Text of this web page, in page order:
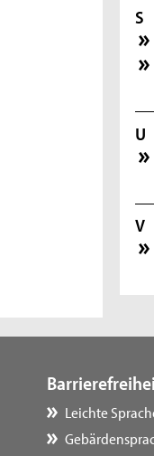
S
U
V
Leichte